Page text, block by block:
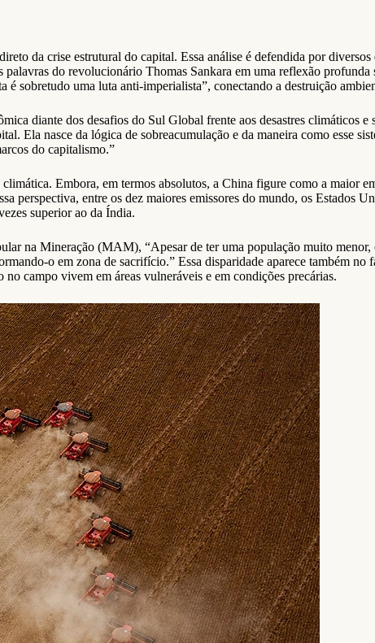
da crise estrutural do capital. Essa análise é defendida por
do revolucionário Thomas Sankara em uma reflexão profunda
sobretudo uma luta anti-imperialista”, conectando a destruição
diante dos desafios do Sul Global frente aos desastres climáticos
Ela nasce da lógica de sobreacumulação e da maneira como esse
do capitalismo.”
Embora, em termos absolutos, a China figure como a maior
perspectiva, entre os dez maiores emissores do mundo, os Estados
superior ao da Índia.
na Mineração (MAM), “Apesar de ter uma população muito
o em zona de sacrifício.” Essa disparidade aparece também no
campo vivem em áreas vulneráveis e em condições precárias.